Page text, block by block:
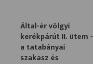
Által-ér völgyi
kerékpárút II. ütem -
a tatabányai
szakasz és